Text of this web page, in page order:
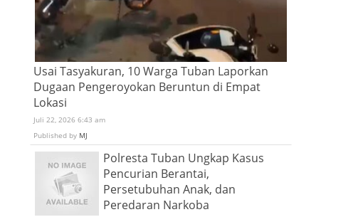
Usai Tasyakuran, 10 Warga Tuban Laporkan
Dugaan Pengeroyokan Beruntun di Empat
Lokasi
Juli 22, 2026 6:43 am
Published by MJ
Polresta Tuban Ungkap Kasus
Pencurian Berantai,
Persetubuhan Anak, dan
Peredaran Narkoba